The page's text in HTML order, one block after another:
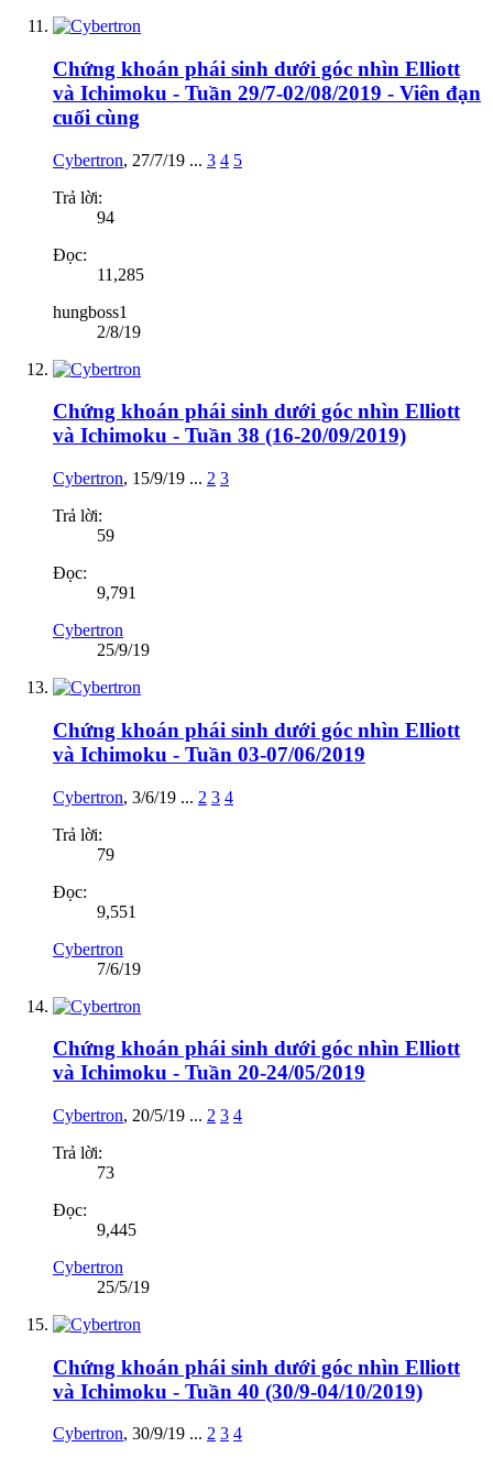
Chứng khoán phái sinh dưới góc nhìn Elliott
và Ichimoku - Tuần 29/7-02/08/2019 - Viên đạn
cuối cùng
Cybertron, 27/7/19 ... 3 4 5
Trả lời:
94
Đọc:
11,285
hungboss1
2/8/19
Chứng khoán phái sinh dưới góc nhìn Elliott
và Ichimoku - Tuần 38 (16-20/09/2019)
Cybertron, 15/9/19 ... 2 3
Trả lời:
59
Đọc:
9,791
Cybertron
25/9/19
Chứng khoán phái sinh dưới góc nhìn Elliott
và Ichimoku - Tuần 03-07/06/2019
Cybertron, 3/6/19 ... 2 3 4
Trả lời:
79
Đọc:
9,551
Cybertron
7/6/19
Chứng khoán phái sinh dưới góc nhìn Elliott
và Ichimoku - Tuần 20-24/05/2019
Cybertron, 20/5/19 ... 2 3 4
Trả lời:
73
Đọc:
9,445
Cybertron
25/5/19
Chứng khoán phái sinh dưới góc nhìn Elliott
và Ichimoku - Tuần 40 (30/9-04/10/2019)
Cybertron, 30/9/19 ... 2 3 4